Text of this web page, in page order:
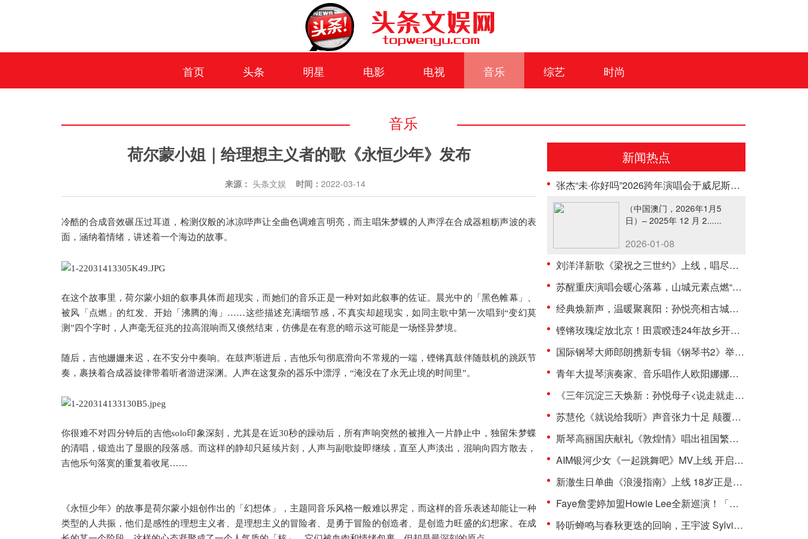
首页 头条 明星 电影 电视 音乐 综艺 时尚
音乐
荷尔蒙小姐｜给理想主义者的歌《永恒少年》发布
来源： 头条文娱 时间： 2022-03-14
冷酷的合成音效碾压过耳道，检测仪般的冰凉哔声让全曲色调难言明亮，而主唱朱梦蝶的人声浮在合成器粗粝声波的表
面，涵纳着情绪，讲述着一个海边的故事。
在这个故事里，荷尔蒙小姐的叙事具体而超现实，而她们的音乐正是一种对如此叙事的佐证。晨光中的「黑色帷幕」、
被风「点燃」的红发、开始「沸腾的海」……这些描述充满细节感，不真实却超现实，如同主歌中第一次唱到“变幻莫
测”四个字时，人声毫无征兆的拉高混响而又倏然结束，仿佛是在有意的暗示这可能是一场怪异梦境。
随后，吉他姗姗来迟，在不安分中奏响。在鼓声渐进后，吉他乐句彻底滑向不常规的一端，铿锵真鼓伴随鼓机的跳跃节
奏，裹挟着合成器旋律带着听者游进深渊。人声在这复杂的器乐中漂浮，“淹没在了永无止境的时间里”。
你很难不对四分钟后的吉他solo印象深刻，尤其是在近30秒的躁动后，所有声响突然的被推入一片静止中，独留朱梦蝶
的清唱，锻造出了显眼的段落感。而这样的静却只延续片刻，人声与副歌旋即继续，直至人声淡出，混响向四方散去，
吉他乐句落寞的重复着收尾……
《永恒少年》的故事是荷尔蒙小姐创作出的「幻想体」，主题同音乐风格一般难以界定，而这样的音乐表述却能让一种
类型的人共振，他们是感性的理想主义者、是理想主义的冒险者、是勇于冒险的创造者、是创造力旺盛的幻想家。在成
新闻热点
张杰“未·你好吗”2026跨年演唱会于威尼斯人综艺馆盛大举行
（中国澳门，2026年1月5
日）– 2025年 12 月 2......
2026-01-08
刘洋洋新歌《梁祝之三世约》上线，唱尽轮回绝恋
苏醒重庆演唱会暖心落幕，山城元素点燃“真心之约”
经典焕新声，温暖聚襄阳：孙悦亮相古城晚会引三万观众温情合唱
铿锵玫瑰绽放北京！田震睽违24年故乡开唱，万千歌迷泪洒现场
国际钢琴大师郎朗携新专辑《钢琴书2》举办发布会
青年大提琴演奏家、音乐唱作人欧阳娜娜加盟环球音乐
《三年沉淀三天焕新：孙悦母子<说走就走的旅行>完成代际音乐对话》
苏慧伦《就说给我听》声音张力十足 颠覆甜美印象展现令人惊艳的音域
斯琴高丽国庆献礼《敦煌情》唱出祖国繁荣昌盛美好夙愿
AIM银河少女《一起跳舞吧》MV上线 开启“度假”式夏日狂欢派对
新澈生日单曲《浪漫指南》上线 18岁正是浪漫的年纪
Faye詹雯婷加盟Howie Lee全新巡演！「波——波——波II」四城惊喜开秀，10月出发！
聆听蝉鸣与春秋更迭的回响，王宇波 Sylvian Wang 全新专辑《Cicada’s Cry 蟪蛄春秋》正式上线